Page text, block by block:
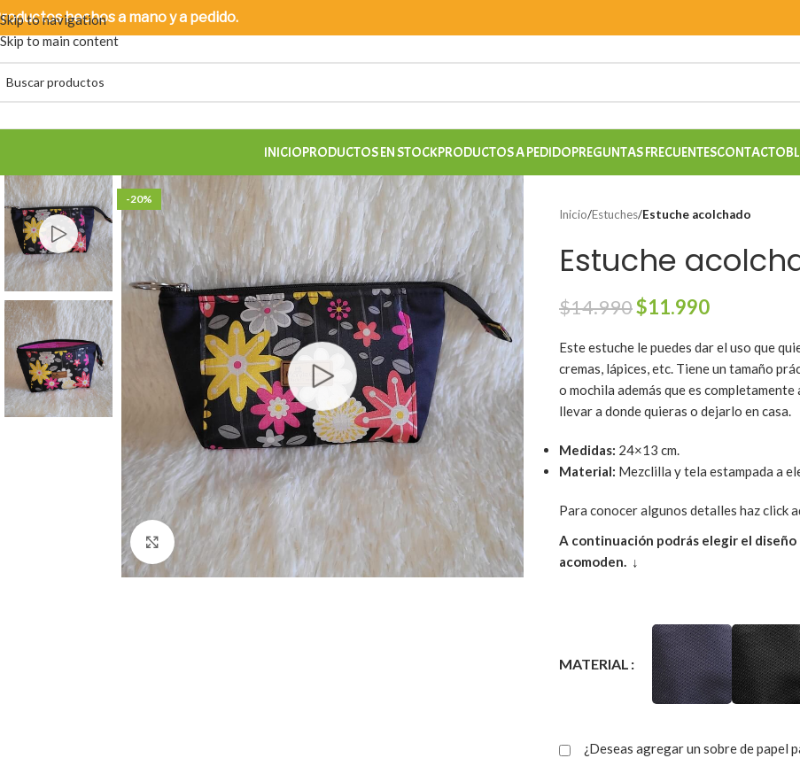
Skip to navigation
Skip to main content
hechos a mano y a pedido.
INICIOPRODUCTOS EN STOCKPRODUCTOS A PEDIDOPREGUNTAS FRECUENTESCONTACTO
-20%
Clic para ampliar
Inicio/Estuches/Estuche acolchado
Estuche
$14.990$11.990
Este estuche le puedes dar el uso que
cremas, lápices , etc. Tiene un tamaño
o mochila además que es
llevar a donde quieras o dejarlo en casa.
Medidas: 24×13 cm.
Material: Mezclilla y tela estampada a
Para conocer algunos detalles haz click
A continuación podrás elegir el
acomoden. ↓
MATERIAL
¿Deseas agregar un sobre de papel